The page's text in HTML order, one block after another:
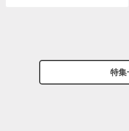
特集